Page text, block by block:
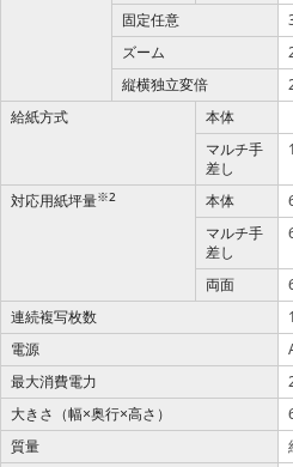
固定任意
ズーム
縦横独立変倍
給紙方式
本体
マルチ手
差し
対応用紙坪量※2 本体
マルチ手
差し
両面
連続複写枚数
電源
最大消費電力
大きさ（幅×奥行×高さ）
質量